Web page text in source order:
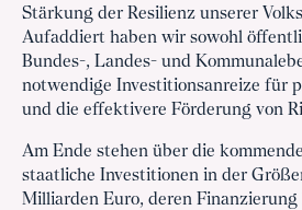
Stärkung der Resilienz unserer
Aufaddiert haben wir sowohl
Bundes-, Landes- und
notwendige Investitionsanreize für
und die effektivere Förderung von
Am Ende stehen über die
staatliche Investitionen in der
Milliarden Euro, deren